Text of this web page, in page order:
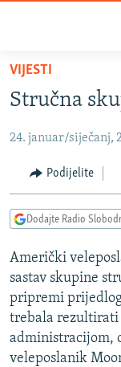
Pređite
glavni
Pređite
Pređite
pretragu
BOSNA I
SRBIJA
KOSOVO
VIZUELNO
VIDEO
FOTOGALERIJE
INFOGRAFIKE
PODCASTI
RAT U UKRAJINI
KINA NA
RSE PRIČE IZ
VIJESTI
Stručna
24. januar/siječanj,
Podijelite
Dodajte Radio
Američki
sastav skupine
pripremi
trebala
administracijom,
veleposlanik